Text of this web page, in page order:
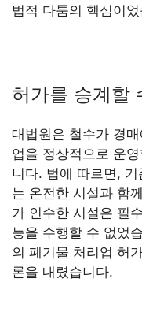
법적 다툼의 핵심이
허가를 승계할
대법원은 철수가 경
업을 정상적으로 운
니다. 법에 따르면,
는 온전한 시설과 함
가 인수한 시설은 필
능을 수행할 수 없었
의 폐기물 처리업 허
론을 내렸습니다.